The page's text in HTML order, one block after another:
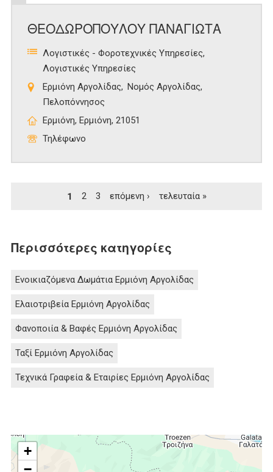
ΘΕΟΔΩΡΟΠΟΥΛΟΥ ΠΑΝΑΓΙΩΤΑ
Λογιστικές - Φοροτεχνικές Υπηρεσίες
Λογιστικές Υπηρεσίες
Ερμιόνη Αργολίδας
Νομός Αργολίδας
Πελοπόννησος
Ερμιόνη, Ερμιόνη, 21051
Τηλέφωνο
1 2 3 επόμενη › τελευταία »
Περισσότερες κατηγορίες
Ενοικιαζόμενα Δωμάτια Ερμιόνη Αργολίδας
Ελαιοτριβεία Ερμιόνη Αργολίδας
Φανοποιία & Βαφές Ερμιόνη Αργολίδας
Ταξί Ερμιόνη Αργολίδας
Τεχνικά Γραφεία & Εταιρίες Ερμιόνη Αργολίδας
+